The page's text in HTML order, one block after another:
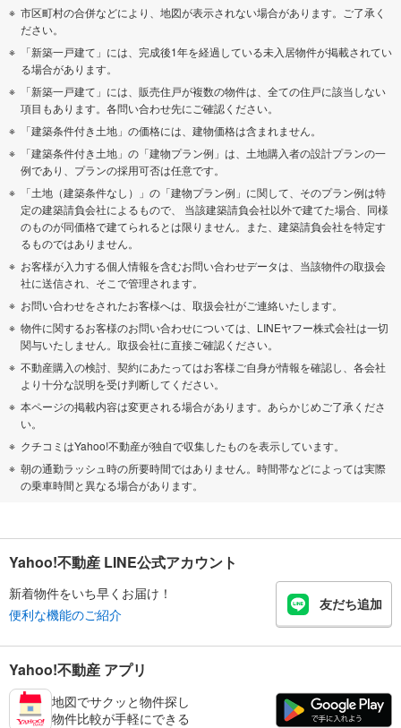
市区町村の合併などにより、地図が表示されない場合があります。ご了承く
ださい。
「新築一戸建て」には、完成後1年を経過している未入居物件が掲載されてい
る場合があります。
「新築一戸建て」には、販売住戸が複数の物件は、全ての住戸に該当しない
項目もあります。各問い合わせ先にご確認ください。
「建築条件付き土地」の価格には、建物価格は含まれません。
「建築条件付き土地」の「建物プラン例」は、土地購入者の設計プランの一
例であり、プランの採用可否は任意です。
「土地（建築条件なし）」の「建物プラン例」に関して、そのプラン例は特
定の建築請負会社によるもので、 当該建築請負会社以外で建てた場合、同様
のものが同価格で建てられるとは限りません。また、建築請負会社を特定す
るものではありません。
お客様が入力する個人情報を含むお問い合わせデータは、当該物件の取扱会
社に送信され、そこで管理されます。
お問い合わせをされたお客様へは、取扱会社がご連絡いたします。
物件に関するお客様のお問い合わせについては、LINEヤフー株式会社は一切
関与いたしません。取扱会社に直接ご確認ください。
不動産購入の検討、契約にあたってはお客様ご自身が情報を確認し、各会社
より十分な説明を受け判断してください。
本ページの掲載内容は変更される場合があります。あらかじめご了承くださ
い。
クチコミはYahoo!不動産が独自で収集したものを表示しています。
朝の通勤ラッシュ時の所要時間ではありません。時間帯などによっては実際
の乗車時間と異なる場合があります。
Yahoo!不動産 LINE公式アカウント
新着物件をいち早くお届け！
便利な機能のご紹介
友だち追加
Yahoo!不動産 アプリ
地図でサクッと物件探し
物件比較が手軽にできる